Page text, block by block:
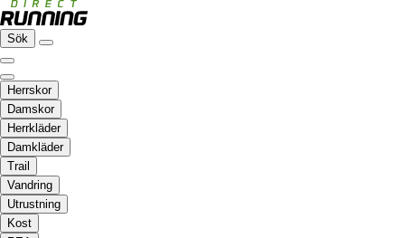
Sök
Herrskor
Damskor
Herrkläder
Damkläder
Trail
Vandring
Utrustning
Kost